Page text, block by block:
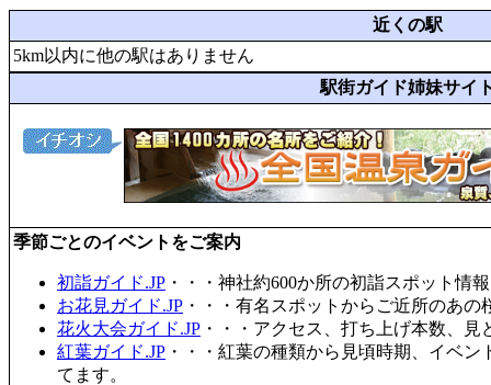
近くの駅
5km以内に他の駅はありません
駅街ガイド姉妹サイ
季節ごとのイベントをご案内
初詣ガイド.JP ・・・神社約600か所の初詣スポット情
お花見ガイド.JP ・・・有名スポットからご近所のあ
花火大会ガイド.JP ・・・アクセス、打ち上げ本数、
紅葉ガイド.JP ・・・紅葉の種類から見頃時期、イベ
てます。